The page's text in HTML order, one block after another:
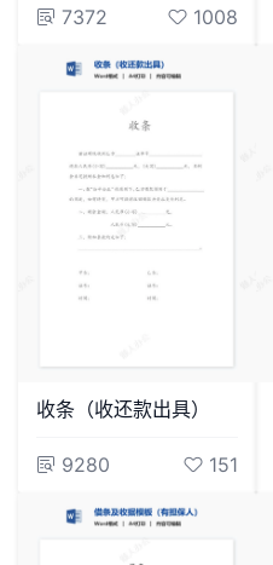
7372 1008
收条（收还款出具）
9280 151